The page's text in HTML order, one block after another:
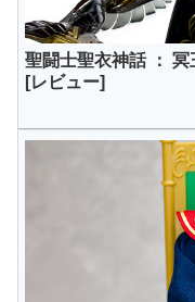
聖闘士聖衣神話 ：
[レビュー]